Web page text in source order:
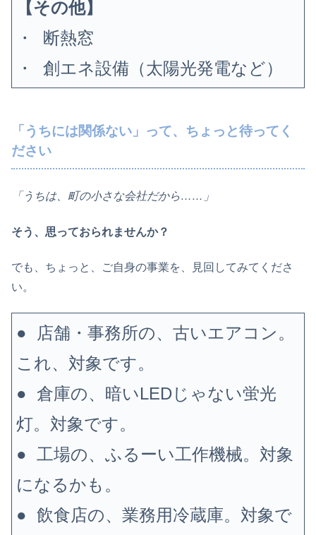
【その他】
・ 断熱窓
・ 創エネ設備（太陽光発電など）
「うちには関係ない」って、ちょっと待ってく
ださい
「うちは、町の小さな会社だから……」
そう、思っておられませんか？
でも、ちょっと、ご自身の事業を、見回してみてくださ
い。
● 店舗・事務所の、古いエアコン。
これ、対象です。
●倉庫の、暗いLEDじゃない蛍光
灯。対象です。
●工場の、ふるーい工作機械。対象
になるかも。
●飲食店の、業務用冷蔵庫。対象で